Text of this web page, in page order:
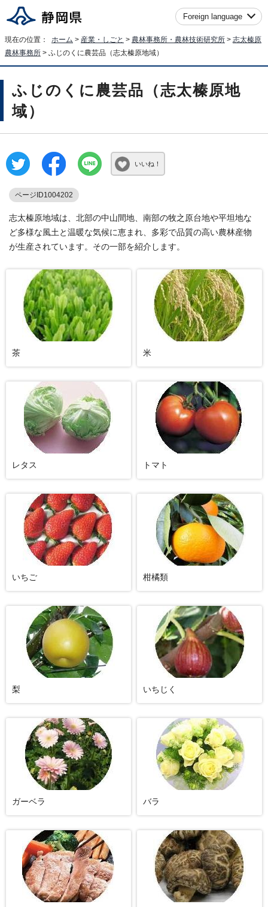
Foreign language
現在の位置： ホーム > 産業・しごと > 農林事務所・農林技術研究所 > 志太榛原
農林事務所 > ふじのくに農芸品（志太榛原地域）
ふじのくに農芸品（志太榛原地
域）
いいね！
ページID1004202
志太榛原地域は、北部の中山間地、南部の牧之原台地や平坦地な
ど多様な風土と温暖な気候に恵まれ、多彩で品質の高い農林産物
が生産されています。その一部を紹介します。
茶 米
レタス トマト
いちご 柑橘類
梨 いちじく
ガーベラ バラ